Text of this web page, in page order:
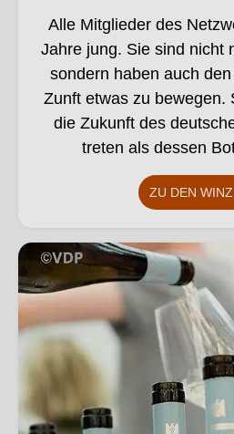
Alle Mitglieder des
Jahre jung. Sie sind nicht
sondern haben auch
Zunft etwas zu bewegen.
die Zukunft des
treten als dessen
ZU DEN
VDP Weingüter